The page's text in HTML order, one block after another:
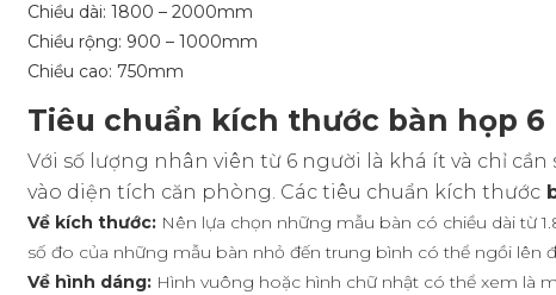
Chiều dài: 1800 – 2000mm
Chiều rộng: 900 – 1000mm
Chiều cao: 750mm
Tiêu chuẩn kích thước bàn họp 6
Với số lượng nhân viên từ 6 người là khá ít và chỉ
vào diện tích căn phòng. Các tiêu chuẩn kích thước
Về kích thước:Nên lựa chọn những mẫu bàn có chiều dài từ
số đo của những mẫu bàn nhỏ đến trung bình có thể ngồi lên
Về hình dáng:Hình vuông hoặc hình chữ nhật có thể xem là